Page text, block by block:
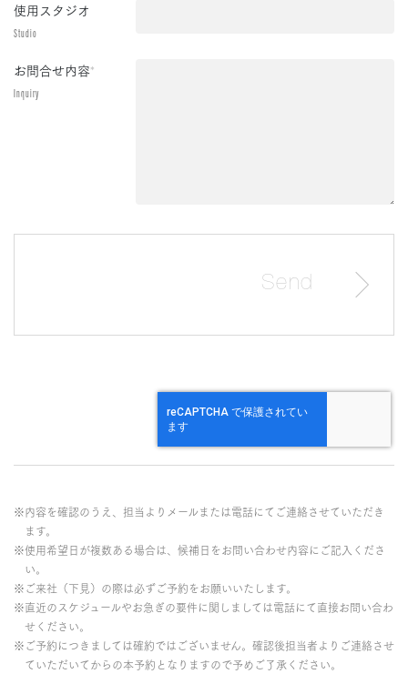
使用スタジオ
Studio
お問合せ内容*
Inquiry
※内容を確認のうえ、担当よりメールまたは電話にてご連絡させていただき
ます。
※使用希望日が複数ある場合は、候補日をお問い合わせ内容にご記入くださ
い。
※ご来社（下見）の際は必ずご予約をお願いいたします。
※直近のスケジュールやお急ぎの要件に関しましては電話にて直接お問い合わ
せください。
※ご予約につきましては確約ではございません。確認後担当者よりご連絡させ
ていただいてからの本予約となりますので予めご了承ください。